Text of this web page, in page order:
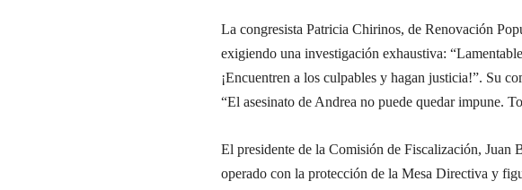
La congresista Patricia Chirinos, de Renovación
exigiendo una investigación exhaustiva:
¡Encuentren a los culpables y hagan justicia!”. Su
“El asesinato de Andrea no puede quedar impune.
El presidente de la Comisión de Fiscalización, Juan
operado con la protección de la Mesa Directiva y